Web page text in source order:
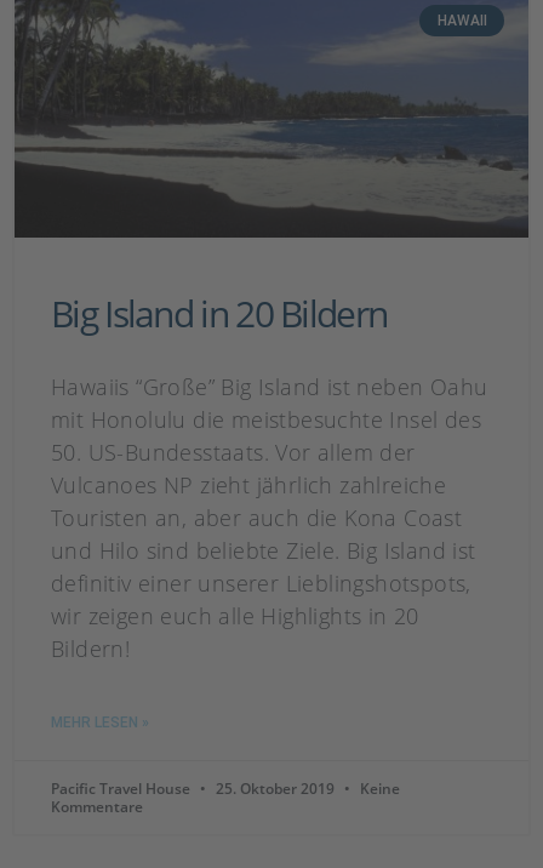
HAWAII
Big Island in 20 Bildern
Hawaiis “Große” Big Island ist neben Oahu
mit Honolulu die meistbesuchte Insel des
50. US-Bundesstaats. Vor allem der
Vulcanoes NP zieht jährlich zahlreiche
Touristen an, aber auch die Kona Coast
und Hilo sind beliebte Ziele. Big Island ist
definitiv einer unserer Lieblingshotspots,
wir zeigen euch alle Highlights in 20
Bildern!
MEHR LESEN »
Pacific Travel House 25. Oktober 2019
Keine
Kommentare